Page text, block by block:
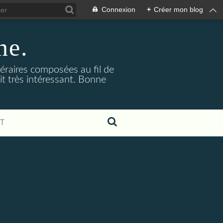
Connexion + Créer mon blog
composées au fil de
très intéressant. Bonne